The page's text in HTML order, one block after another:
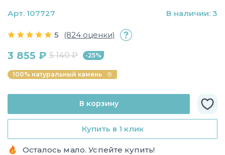
5 (824 оценки)
3 855 ₽ 5 140 ₽ -25%
100% натуральный камень
Купить в 1 клик
В корзину
Осталось мало. Успейте купить!
Арт. 107727 В наличии: 3